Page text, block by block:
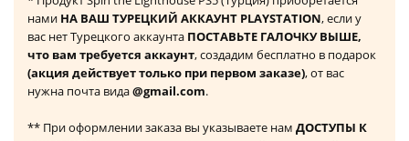
нами НА ВАШ ТУРЕЦКИЙ АККАУНТ PLAYSTATION, если у
вас нет Турецкого аккаунта ПОСТАВЬТЕ ГАЛОЧКУ ВЫШЕ,
что вам требуется аккаунт, создадим бесплатно в подарок
(акция действует только при первом заказе), от вас
нужна почта вида@gmail.com.
** При оформлении заказа вы указываете нам ДОСТУПЫ К